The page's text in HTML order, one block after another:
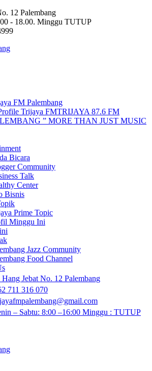
12 Palembang
- 18.00. Minggu TUTUP
FM Palembang
TRIJAYA 87.6 FM
” MORE THAN JUST MUSIC
Bicara
Community
Talk
Center
Bisnis
Prime Topic
Minggu Ini
Jazz Community
Food Channel
Hang Jebat No. 12 Palembang
711 316 070
– Sabtu: 8:00 –16:00 Minggu : TUTUP